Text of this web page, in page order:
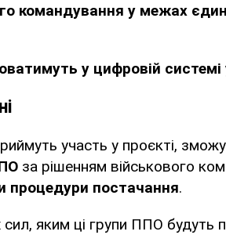
командування у межах
у цифровій
участь у проєкті,
за рішенням військового
процедури постачання.
яким ці групи ППО будуть